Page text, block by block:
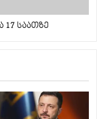
17 საათზე